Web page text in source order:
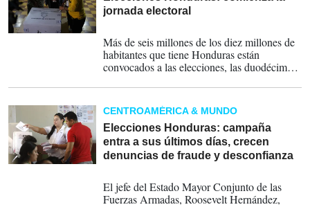
jornada electoral
Más de seis millones de los diez millones de
habitantes que tiene Honduras están
convocados a las elecciones, las duodécimas
el orden constitucional después de casi 20
años de regímenes militares.
CENTROAMÉRICA & MUNDO
Elecciones Honduras: campaña
entra a sus últimos días, crecen
denuncias de fraude y desconfianza
El jefe del Estado Mayor Conjunto de las
Fuerzas Armadas, Roosevelt Hernández,